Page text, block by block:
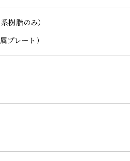
樹脂のみ）
プレート）